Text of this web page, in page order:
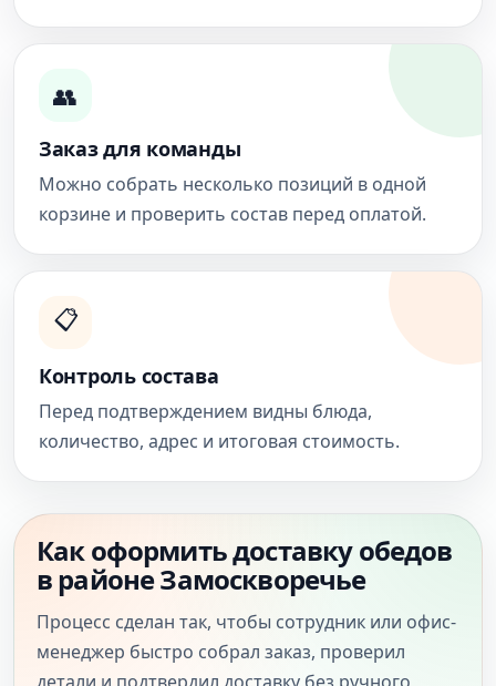
👥
Заказ для команды
Можно собрать несколько позиций в одной
корзине и проверить состав перед оплатой.
📋
Контроль состава
Перед подтверждением видны блюда,
количество, адрес и итоговая стоимость.
Как оформить доставку обедов
в районе Замоскворечье
Процесс сделан так, чтобы сотрудник или офис-
менеджер быстро собрал заказ, проверил